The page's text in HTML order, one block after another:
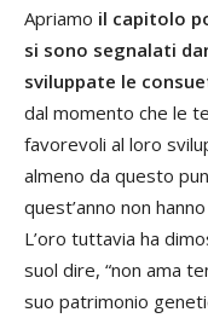
Apriamo il capitolo
si sono segnalati
sviluppate le
dal momento che le
favorevoli al loro
almeno da questo
quest’anno non
L’oro tuttavia ha
suol dire, “non ama
suo patrimonio